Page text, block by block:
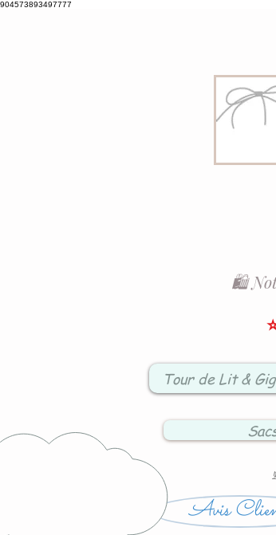
904573893497777
🛍️
Tour de Lit &
Avis